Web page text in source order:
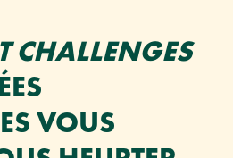
CHALLENGES
VOUS